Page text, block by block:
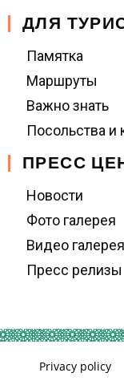
ДЛЯ
Памятка
Маршруты
Важно знать
Посольства и
ПРЕСС
Новости
Фото галерея
Видео галерея
Пресс релизы
Privacy policy